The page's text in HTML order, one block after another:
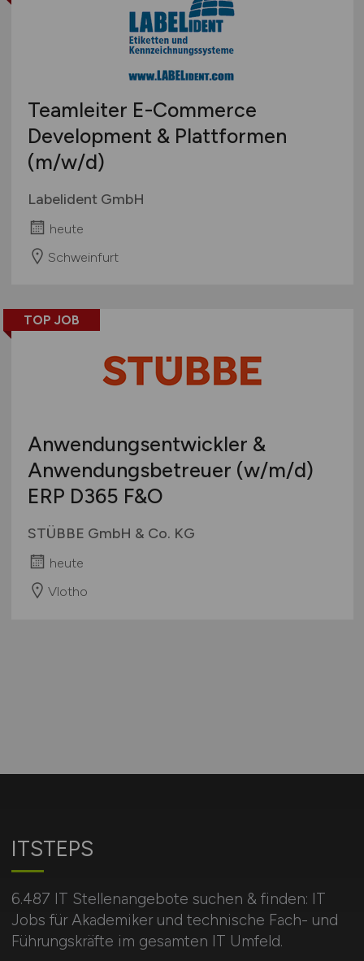
Teamleiter E-Commerce
Development & Plattformen
(m/w/d)
Labelident GmbH
heute
Schweinfurt
TOP JOB
Anwendungsentwickler &
Anwendungsbetreuer (w/m/d)
ERP D365 F&O
STÜBBE GmbH & Co. KG
heute
Vlotho
ITSTEPS
6.487 IT Stellenangebote suchen & finden: IT
Jobs für Akademiker und technische Fach- und
Führungskräfte im gesamten IT Umfeld.